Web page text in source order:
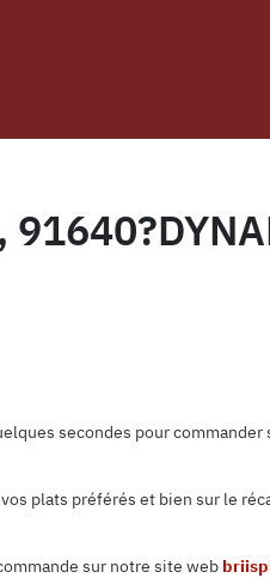
secondes pour
plats préférés et bien sur le
sur notre site web